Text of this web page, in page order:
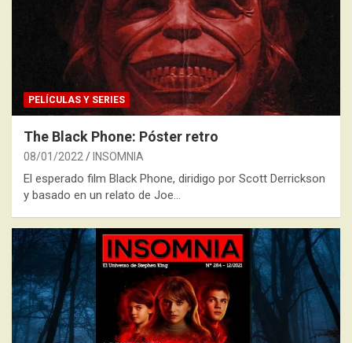
PELÍCULAS Y SERIES
The Black Phone: Póster retro
08/01/2022 INSOMNIA
El esperado film Black Phone, diridigo por Scott Derrickson
y basado en un relato de Joe…